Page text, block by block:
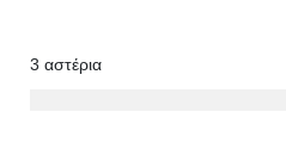
3 αστέρια